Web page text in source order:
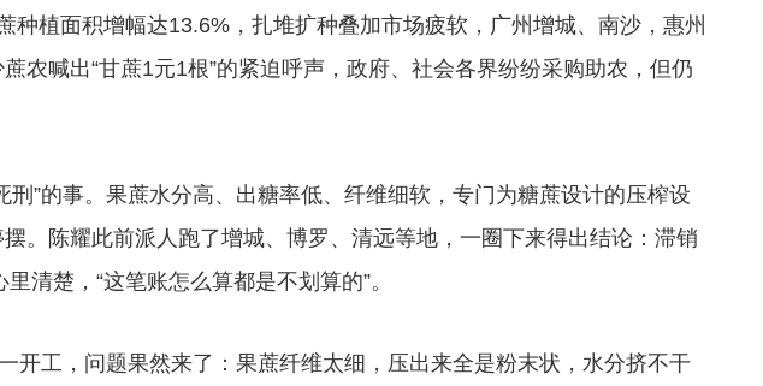
植面积增幅达13.6%，扎堆扩种叠加市场疲软，广州增城、南沙，惠州
农喊出“甘蔗1元1根”的紧迫呼声，政府、社会各界纷纷采购助农，但仍
”的事。果蔗水分高、出糖率低、纤维细软，专门为糖蔗设计的压榨设
。陈耀此前派人跑了增城、博罗、清远等地，一圈下来得出结论：滞销
清楚，“这笔账怎么算都是不划算的”。
工，问题果然来了：果蔗纤维太细，压出来全是粉末状，水分挤不干